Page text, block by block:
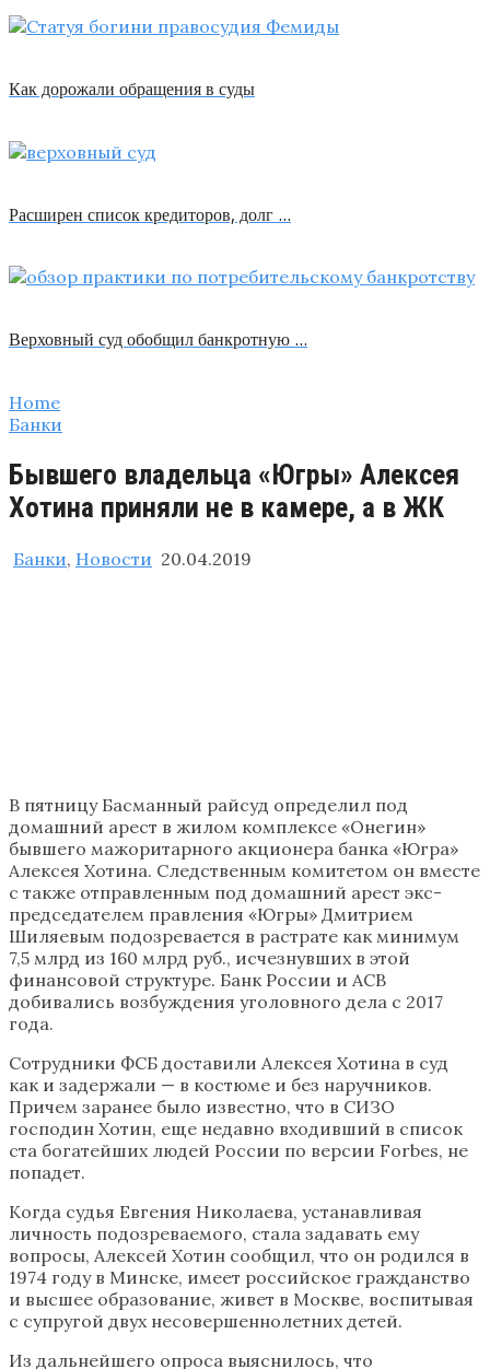
Как дорожали обращения в суды
Расширен список кредиторов, долг …
Верховный суд обобщил банкротную …
Home
Банки
Бывшего владельца «Югры» Алексея
Хотина приняли не в камере, а в ЖК
Банки, Новости 20.04.2019
В пятницу Басманный райсуд определил под
домашний арест в жилом комплексе «Онегин»
бывшего мажоритарного акционера банка «Югра»
Алексея Хотина. Следственным комитетом он вместе
с также отправленным под домашний арест экс-
председателем правления «Югры» Дмитрием
Шиляевым подозревается в растрате как минимум
7,5 млрд из 160 млрд руб., исчезнувших в этой
финансовой структуре. Банк России и АСВ
добивались возбуждения уголовного дела с 2017
года.
Сотрудники ФСБ доставили Алексея Хотина в суд
как и задержали — в костюме и без наручников.
Причем заранее было известно, что в СИЗО
господин Хотин, еще недавно входивший в список
ста богатейших людей России по версии Forbes, не
попадет.
Когда судья Евгения Николаева, устанавливая
личность подозреваемого, стала задавать ему
вопросы, Алексей Хотин сообщил, что он родился в
1974 году в Минске, имеет российское гражданство
и высшее образование, живет в Москве, воспитывая
с супругой двух несовершеннолетних детей.
Из дальнейшего опроса выяснилось, что